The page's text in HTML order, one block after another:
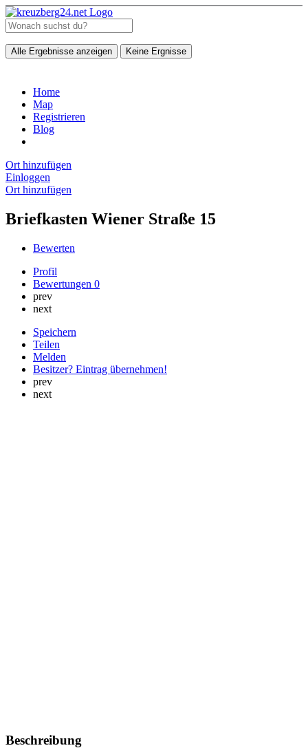
Alle Ergebnisse anzeigen Keine Ergnisse
Home
Map
Registrieren
Blog
Ort hinzufügen
Einloggen
Ort hinzufügen
Briefkasten Wiener Straße 15
Bewerten
Profil
Bewertungen 0
prev
next
Speichern
Teilen
Melden
Besitzer? Eintrag übernehmen!
prev
next
Beschreibung